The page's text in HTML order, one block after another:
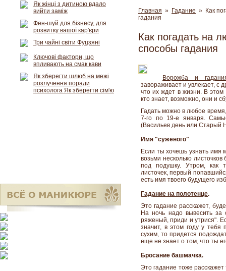
Главная » Гадание » Как
гадания
Как погадать на
способы гадания
Ворожба и
завораживает и увлекает, с
что их ждет в жизни. В
кто знает, возможно, они и
Гадать можно в любое
7-го по 19-е января.
(Васильев день или Старый
Имя "суженого"
Если ты хочешь узнать имя
возьми несколько
под подушку. Утром, как
листочек, первый
есть имя твоего будущего
Гадание на полотенце.
Это гадание расскажет,
На ночь надо вывесить за
ряженый, приди и утрися".
значит, в этом году у тебя
сухим, то придется
еще не знает о том, что ты
Бросание башмачка.
Это гадание тоже
Як жінці з дитиною вдало
вийти заміж
Фен-шуй для бізнесу, для
розвитку вашої кар'єри
Три чайні світи Фуцзяні
Ключові фактори, що
впливають на смак кави
Як зберегти шлюб на межі
розлучення поради
психолога Як зберегти сім'ю